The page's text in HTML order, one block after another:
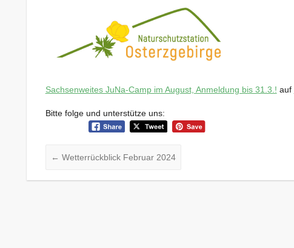
Sachsenweites JuNa-Camp im August, Anmeldung bis 31.3.! auf
Bitte folge und unterstütze uns:
← Wetterrückblick Februar 2024